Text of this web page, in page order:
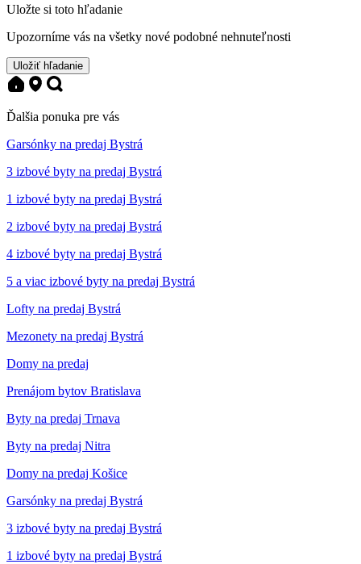
Uložte si toto hľadanie
Upozorníme vás na všetky nové podobné nehnuteľnosti
Uložiť hľadanie
Ďalšia ponuka pre vás
Garsónky na predaj Bystrá
3 izbové byty na predaj Bystrá
1 izbové byty na predaj Bystrá
2 izbové byty na predaj Bystrá
4 izbové byty na predaj Bystrá
5 a viac izbové byty na predaj Bystrá
Lofty na predaj Bystrá
Mezonety na predaj Bystrá
Domy na predaj
Prenájom bytov Bratislava
Byty na predaj Trnava
Byty na predaj Nitra
Domy na predaj Košice
Garsónky na predaj Bystrá
3 izbové byty na predaj Bystrá
1 izbové byty na predaj Bystrá